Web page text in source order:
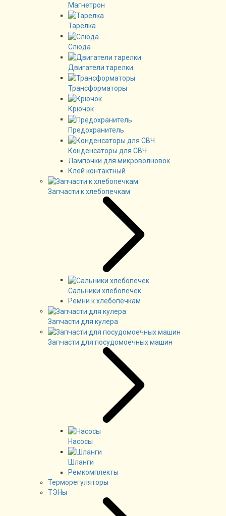
Магнетрон
Тарелка
Слюда
Двигатели тарелки
Трансформаторы
Крючок
Предохранитель
Конденсаторы для СВЧ
Лампочки для микроволновок
Клей контактный
Запчасти к хлебопечкам
Сальники хлебопечек
Ремни к хлебопечкам
Запчасти для кулера
Запчасти для посудомоечных машин
Насосы
Шланги
Ремкомплекты
Терморегуляторы
ТЭНы